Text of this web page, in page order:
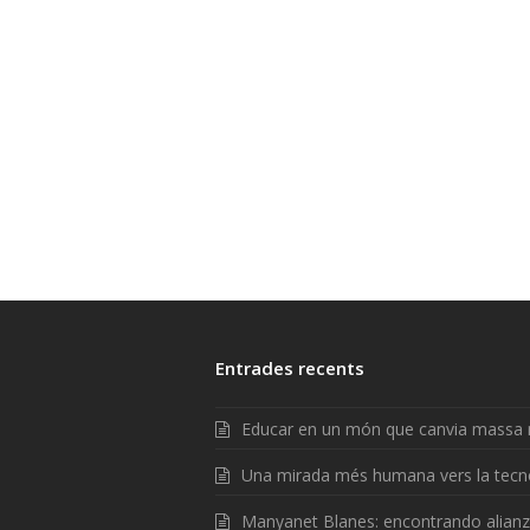
Entrades recents
Educar en un món que canvia massa
Una mirada més humana vers la
Manyanet Blanes: encontrando